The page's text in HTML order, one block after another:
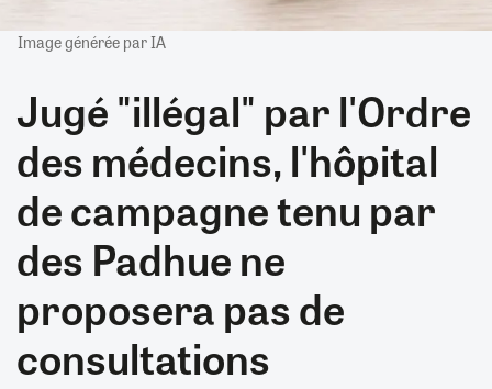
Image générée par IA
Jugé "illégal" par l'Ordre
des médecins, l'hôpital
de campagne tenu par
des Padhue ne
proposera pas de
consultations